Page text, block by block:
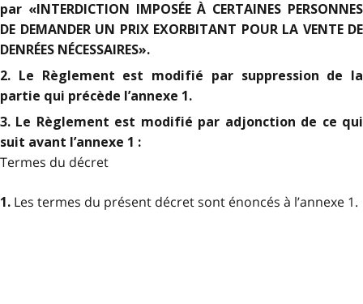
par «INTERDICTION IMPOSÉE À CERTAINES PERSONNES
DE DEMANDER UN PRIX EXORBITANT POUR LA VENTE DE
DENRÉES NÉCESSAIRES».
2. Le Règlement est modifié par suppression de la
partie qui précède l’annexe 1.
3. Le Règlement est modifié par adjonction de ce qui
suit avant l’annexe 1 :
Termes du décret
1. Les termes du présent décret sont énoncés à l’annexe 1.